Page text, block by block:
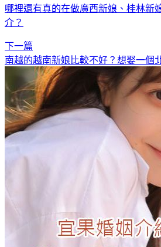
哪裡還有真的在做廣西新娘、桂林新
介？
下一篇
南越的越南新娘比較不好？想娶一個